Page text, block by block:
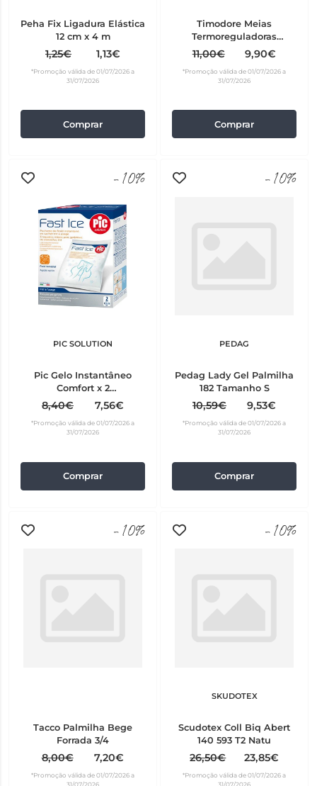
Peha Fix Ligadura Elástica
12 cm x 4 m
1,25€ 1,13€
*Promoção válida de 01/07/2026 a
31/07/2026
Comprar
Timodore Meias
Termoreguladoras
Tamanho XL 43-46
11,00€ 9,90€
*Promoção válida de 01/07/2026 a
31/07/2026
Comprar
-10%
PIC SOLUTION
Pic Gelo Instantâneo
Comfort x 2
2012260100000
8,40€ 7,56€
*Promoção válida de 01/07/2026 a
31/07/2026
Comprar
-10%
PEDAG
Pedag Lady Gel Palmilha
182 Tamanho S
10,59€ 9,53€
*Promoção válida de 01/07/2026 a
31/07/2026
Comprar
-10%
Tacco Palmilha Bege
Forrada 3/4
8,00€ 7,20€
*Promoção válida de 01/07/2026 a
31/07/2026
-10%
SKUDOTEX
Scudotex Coll Biq Abert
140 593 T2 Natu
26,50€ 23,85€
*Promoção válida de 01/07/2026 a
31/07/2026